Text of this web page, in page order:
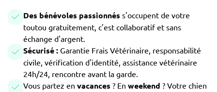
Des bénévoles passionnés s'occupent de votre
toutou gratuitement, c'est collaboratif et sans
échange d'argent.
Sécurisé : Garantie Frais Vétérinaire, responsabilité
civile, vérification d'identité, assistance vétérinaire
24h/24, rencontre avant la garde.
Vous partez en vacances ? En weekend ? Votre chien